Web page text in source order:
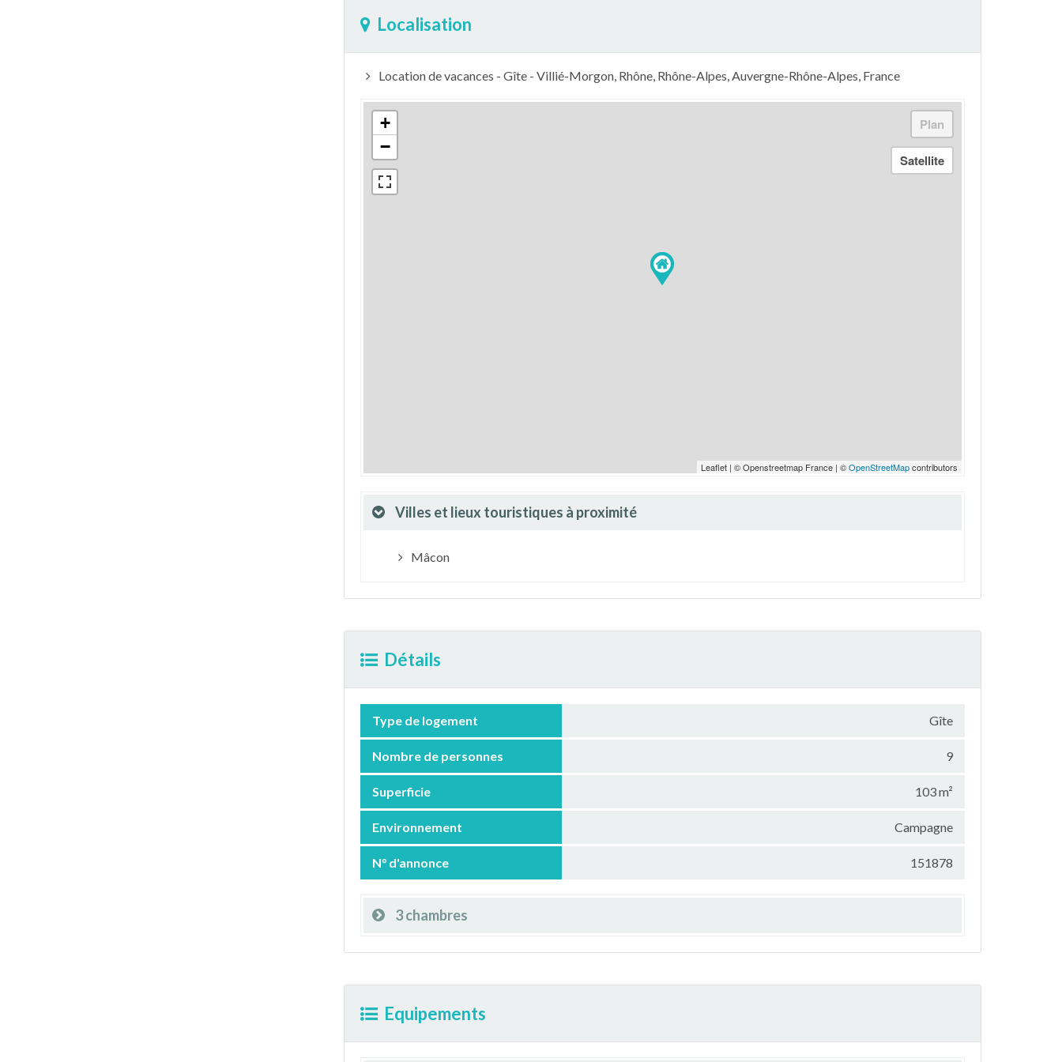
Localisation
Location de vacances - Gîte - Villié-Morgon, Rhône, Rhône-Alpes, Auvergne-Rhône-Alpes, France
+
−
Leaflet | © Openstreetmap France | ©OpenStreetMapcontributors
Villes et lieux touristiques à proximité
Mâcon
Détails
Type de logement Gîte
Nombre de personnes 9
Superficie 103 m²
Environnement Campagne
N° d'annonce 151878
3 chambres
Equipements